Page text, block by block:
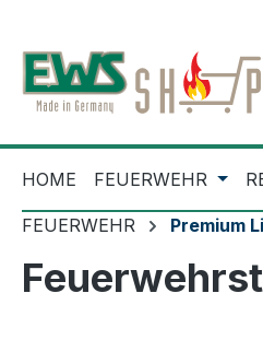
HOME FEUERWEHR
FEUERWEHR Premium